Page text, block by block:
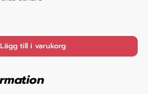
Lägg till i varukorg